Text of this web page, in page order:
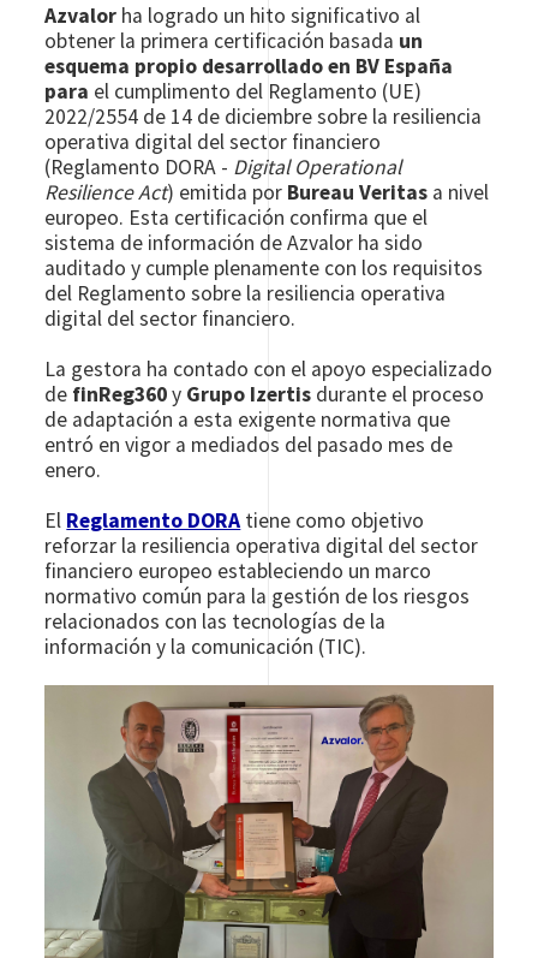
Azvalor ha logrado un hito significativo al
obtener la primera certificación basada un
esquema propio desarrollado en BV España
para el cumplimento del Reglamento (UE)
2022/2554 de 14 de diciembre sobre la resiliencia
operativa digital del sector financiero
(Reglamento DORA - Digital Operational
Resilience Act) emitida por Bureau Veritas a nivel
europeo. Esta certificación confirma que el
sistema de información de Azvalor ha sido
auditado y cumple plenamente con los requisitos
del Reglamento sobre la resiliencia operativa
digital del sector financiero.
La gestora ha contado con el apoyo especializado
de finReg360y Grupo Izertis durante el proceso
de adaptación a esta exigente normativa que
entró en vigor a mediados del pasado mes de
enero.
El Reglamento DORA tiene como objetivo
reforzar la resiliencia operativa digital del sector
financiero europeo estableciendo un marco
normativo común para la gestión de los riesgos
relacionados con las tecnologías de la
información y la comunicación (TIC).